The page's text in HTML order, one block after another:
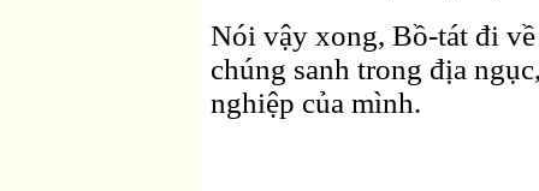
Nói vậy xong, Bồ-tát đi
chúng sanh trong địa
nghiệp của mình.